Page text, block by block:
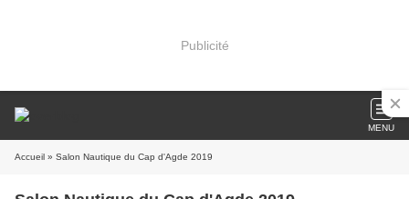
Publicité
MENU
Accueil » Salon Nautique du Cap d'Agde 2019